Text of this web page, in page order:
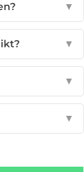
▼
▼
▼
▼